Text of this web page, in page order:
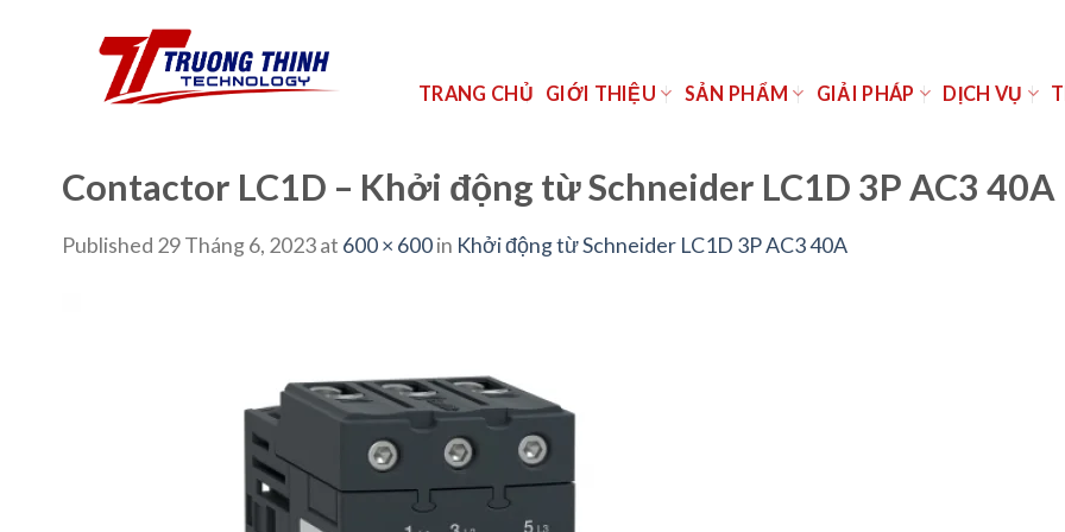
TRANG CHỦ GIỚI THIỆU SẢN PHẨM GIẢI PHÁP DỊCH VỤ
Contactor LC1D – Khởi động từ Schneider LC1D 3P AC3 40A
Published 29 Tháng 6, 2023at 600 × 600in Khởi động từ Schneider LC1D 3P AC3 40A